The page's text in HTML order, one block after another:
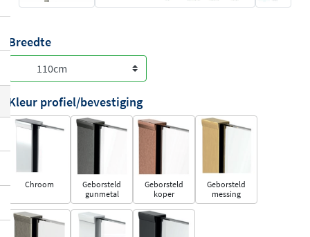
Breedte
Kleur profiel/bevestiging
Chroom
Geborsteld
gunmetal
Geborsteld
koper
Geborsteld
messing